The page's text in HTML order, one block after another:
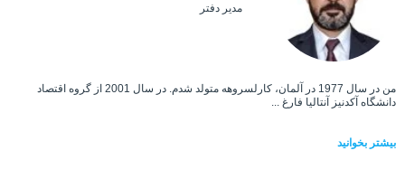
مدیر دفتر
من در سال 1977 در آلمان، کارلسروهه متولد شدم. در سال 2001 از گروه اقتصاد
دانشگاه آکدنیز آنتالیا فارغ ...
بیشتر بخوانید